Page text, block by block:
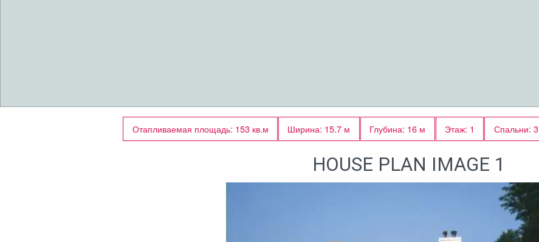
Отапливаемая площадь: 153 кв.м Ширина: 15.7 м Глубина: 16 м Этаж: 1 Спальни: 3
HOUSE PLAN IMAGE 1